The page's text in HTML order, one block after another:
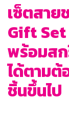
เซ็ตสาย
Gift
พร้อมสก
ได้ตามต้
ชิ้นขึ้นไป